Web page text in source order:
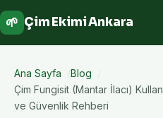
🌱 Çim Ekimi Ankara
Ana Sayfa
Blog
Çim Fungisit (Mantar İlacı)
ve Güvenlik Rehberi